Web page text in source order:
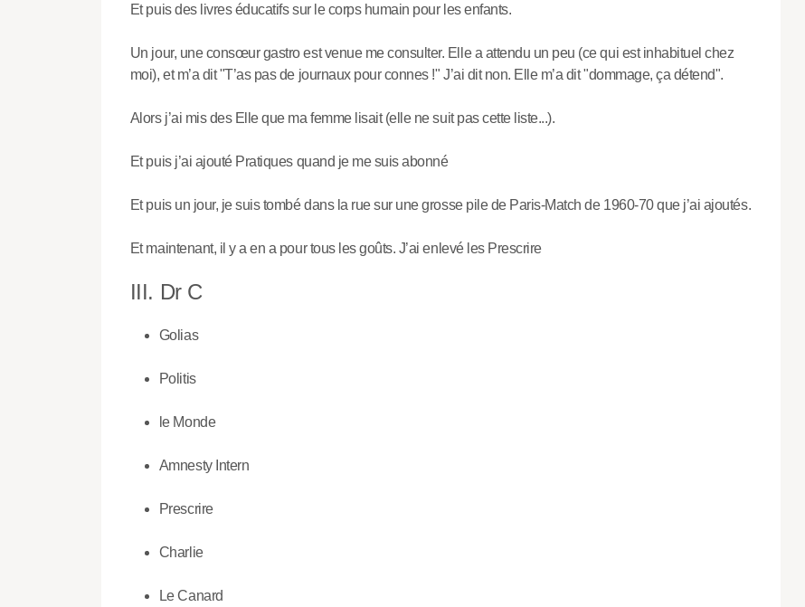
Et puis des livres éducatifs sur le corps humain pour les enfants.
Un jour, une consœur gastro est venue me consulter. Elle a attendu un peu (ce qui est inhabituel chez
moi), et m’a dit "T’as pas de journaux pour connes !" J’ai dit non. Elle m’a dit "dommage, ça détend".
Alors j’ai mis des Elle que ma femme lisait (elle ne suit pas cette liste...).
Et puis j’ai ajouté Pratiques quand je me suis abonné
Et puis un jour, je suis tombé dans la rue sur une grosse pile de Paris-Match de 1960-70 que j’ai ajoutés.
Et maintenant, il y a en a pour tous les goûts. J’ai enlevé les Prescrire
III. Dr C
Golias
Politis
le Monde
Amnesty Intern
Prescrire
Charlie
Le Canard